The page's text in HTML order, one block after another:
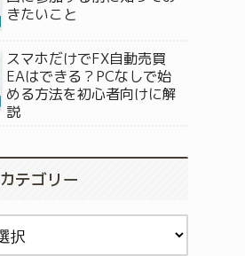
きたいこと
スマホだけでFX自動売買
EAはできる？PCなしで始
める方法を初心者向けに解
説
カテゴリー